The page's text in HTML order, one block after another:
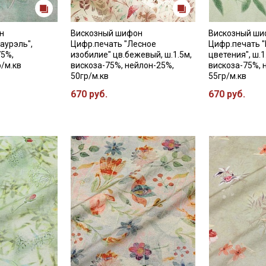
м.кв
Вискозный шифон
Цифр.печать "Лесное
изобилие" цв.бежевый, ш.1.5м,
вискоза-75%, нейлон-25%,
50гр/м.кв
670 руб.
Вискозный
Цифр.печать
цветения",
вискоза-75%,
55гр/м.кв
670 руб.
Секретная рассылка от
Купава
Мы публикуем здесь дополнительные
промокоды и скидки до 30% на узкие